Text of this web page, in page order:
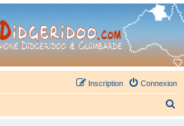
- retrouvez la communauté.
Connexion
Inscription